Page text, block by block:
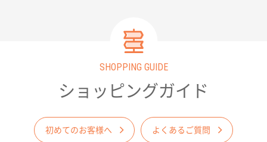
る点が便利なポイントです。軽くて丈夫
な素材であるオーガニックコットンを使
トートバッグとしても重宝されることで
お好きなデザインやロゴをトートバッグ
にプリントできます。企業のブランディ
であり、オリジナルトートを作成するこ
とでブランドのアピール力が高まりま
SHOPPING GUIDE
ショッピングガイド
初めてのお客様へ よくあるご質問